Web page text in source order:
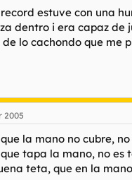
estuve con una
dentro i era capaz de
lo cachondo que me
2005
la mano no cubre,
tapa la mano, no es
teta, que en la